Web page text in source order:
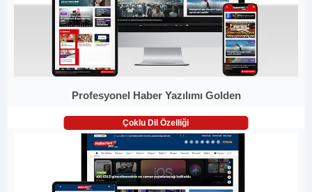
Profesyonel Haber Yazılımı Golden
Çoklu Dil Özelliği